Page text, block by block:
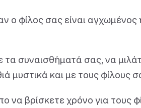
ο φίλος σας είναι αγχωμένος
τα συναισθήματά σας, να
μυστικά και με τους φίλους
να βρίσκετε χρόνο για τους